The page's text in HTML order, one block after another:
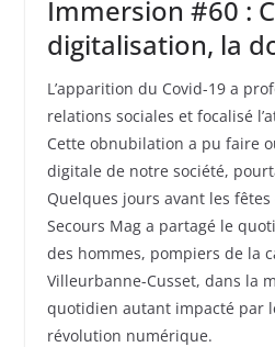
Immersion #60 :
digitalisation, la
L’apparition du Covid-19 a
relations sociales et focalisé
Cette obnubilation a pu faire
digitale de notre société,
Quelques jours avant les fêtes
Secours Mag a partagé le
des hommes, pompiers de la
Villeurbanne-Cusset, dans la
quotidien autant impacté par
révolution numérique.